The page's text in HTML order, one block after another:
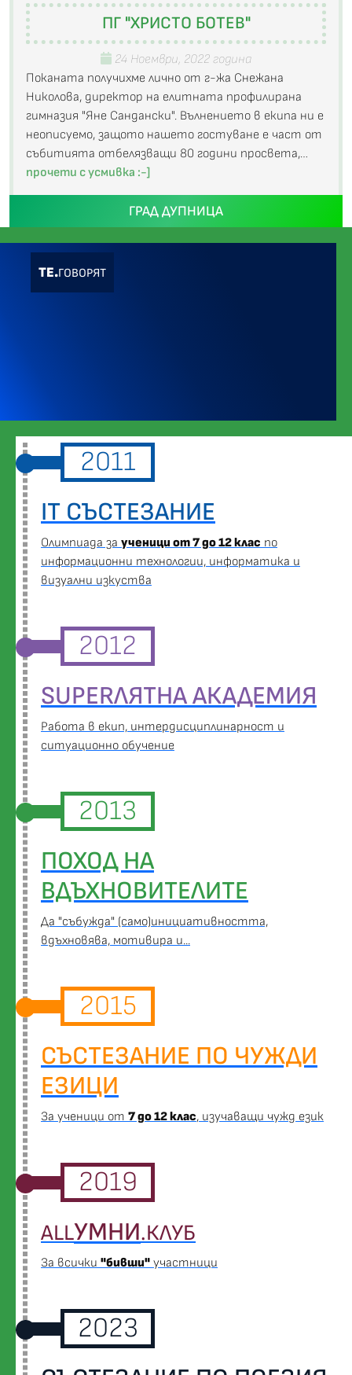
ПГ "ХРИСТО БОТЕВ"
24 Ноември, 2022 година
Поканата получихме лично от г-жа Снежана
Николова, директор на елитната профилирана
гимназия "Яне Сандански". Вълнението в екипа ни е
неописуемо, защото нашето гостуване е част от
събитията отбелязващи 80 години просвета,…
прочети с усмивка :-]
ГРАД ДУПНИЦА
ТЕ.ГОВОРЯТ
2011
IT СЪСТЕЗАНИЕ
Oлимпиада за ученици от 7 до 12 клас по
информационни технологии, информатика и
визуални изкуства
2012
SUPERЛЯТНА АКАДЕМИЯ
Работа в екип, интердисциплинарност и
ситуационно обучение
2013
ПОХОД НА
ВДЪХНОВИТЕЛИТЕ
Да "събужда" (само)инициативността,
вдъхновява, мотивира и...
2015
СЪСТЕЗАНИЕ ПО ЧУЖДИ
ЕЗИЦИ
За ученици от 7 до 12 клас, изучаващи чужд език
2019
ALLУМНИ.КЛУБ
За всички "бивши" участници
2023